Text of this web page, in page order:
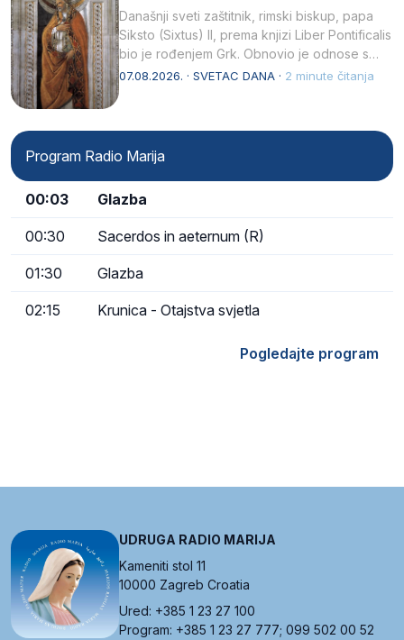
Današnji sveti zaštitnik, rimski biskup, papa
Siksto (Sixtus) II, prema knjizi Liber Pontificalis
bio je rođenjem Grk. Obnovio je odnose s
afričkim…
07.08.2026. · SVETAC DANA · 2 minute čitanja
Program Radio Marija
00:03 Glazba
00:30 Sacerdos in aeternum (R)
01:30 Glazba
02:15 Krunica - Otajstva svjetla
Pogledajte program
UDRUGA RADIO MARIJA
Kameniti stol 11
10000 Zagreb Croatia
Ured: +385 1 23 27 100
Program: +385 1 23 27 777; 099 502 00 52